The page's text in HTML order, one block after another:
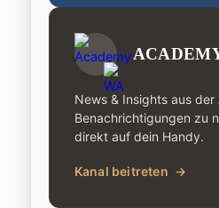
News & Insights aus
Benachrichtigungen zu
direkt auf dein Handy.
Kanal beitreten →